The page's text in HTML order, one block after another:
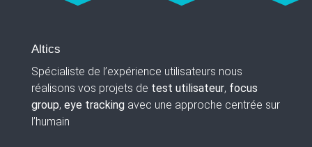
Altics
Spécialiste de l’expérience utilisateurs nous
réalisons vos projets de test utilisateur, focus
group, eye trackingavec une approche centrée sur
l’humain